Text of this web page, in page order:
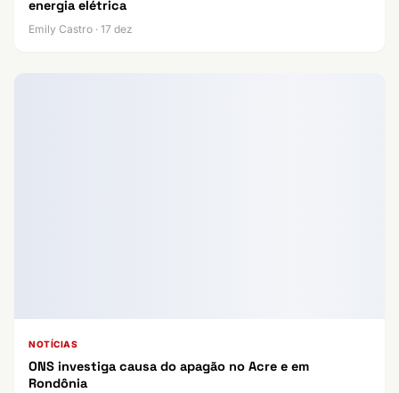
energia elétrica
Emily Castro · 17 dez
NOTÍCIAS
ONS investiga causa do apagão no Acre e em
Rondônia